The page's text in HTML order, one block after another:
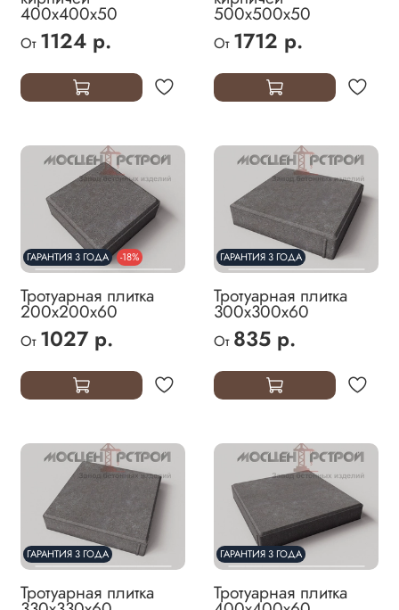
400х400х50
От 1124 р.
500х500х50
От 1712 р.
ГАРАНТИЯ 3 ГОДА -18%
Тротуарная плитка
200х200х60
От 1027 р.
ГАРАНТИЯ 3 ГОДА
Тротуарная плитка
300х300х60
От 835 р.
ГАРАНТИЯ 3 ГОДА
Тротуарная плитка
ГАРАНТИЯ 3 ГОДА
Тротуарная плитка